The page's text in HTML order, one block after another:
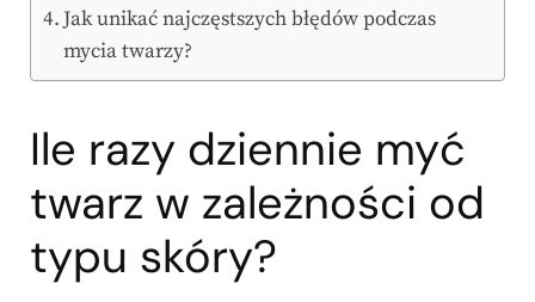
Jak unikać najczęstszych błędów podczas
mycia twarzy?
Ile razy dziennie myć
twarz w zależności od
typu skóry?